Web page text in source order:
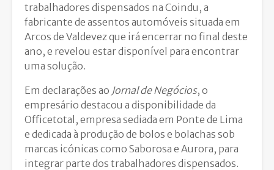
trabalhadores dispensados na Coindu, a
fabricante de assentos automóveis situada em
Arcos de Valdevez que irá encerrar no final deste
ano, e revelou estar disponível para encontrar
uma solução.
Em declarações ao Jornal de Negócios, o
empresário destacou a disponibilidade da
Officetotal, empresa sediada em Ponte de Lima
e dedicada à produção de bolos e bolachas sob
marcas icónicas como Saborosa e Aurora, para
integrar parte dos trabalhadores dispensados.